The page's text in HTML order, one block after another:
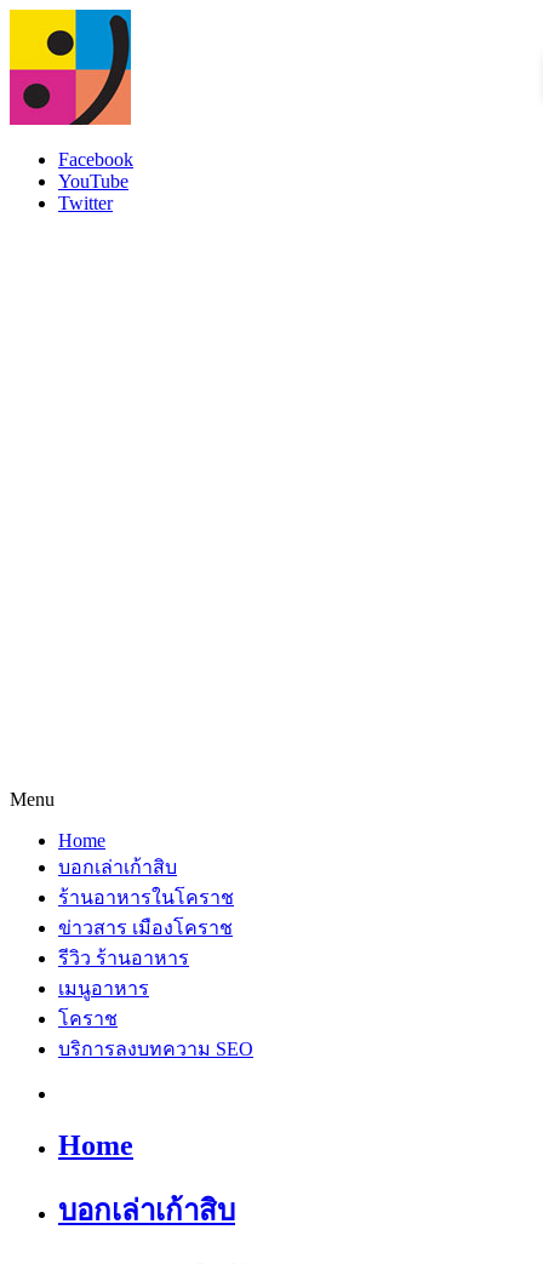
Facebook
YouTube
Twitter
Menu
Home
บอกเล่าเก้าสิบ
ร้านอาหารในโคราช
ข่าวสาร เมืองโคราช
รีวิว ร้านอาหาร
เมนูอาหาร
โคราช
บริการลงบทความ SEO
Home
บอกเล่าเก้าสิบ